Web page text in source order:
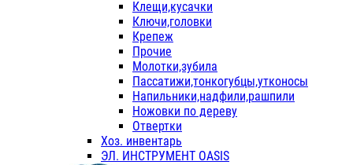
Клещи,кусачки
Ключи,головки
Крепеж
Прочие
Молотки,зубила
Пассатижи,тонкогубцы,утконосы
Напильники,надфили,рашпили
Ножовки по дереву
Отвертки
Хоз. инвентарь
ЭЛ. ИНСТРУМЕНТ OASIS